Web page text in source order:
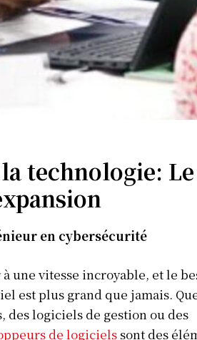
technologie: Le
en cybersécurité
une vitesse incroyable, et le
est plus grand que jamais.
logiciels de gestion ou des
de logicielssont des